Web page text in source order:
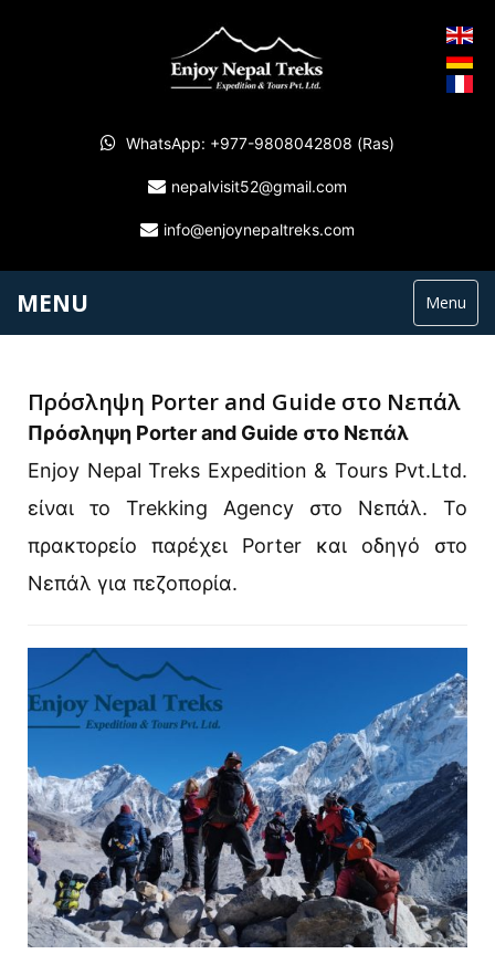
WhatsApp: +977-9808042808 (Ras)
nepalvisit52@gmail.com
info@enjoynepaltreks.com
MENU Menu
Πρόσληψη Porter and Guide στο Νεπάλ
Πρόσληψη Porter and Guide στο Νεπάλ
Enjoy Nepal Treks Expedition & Tours Pvt.Ltd.
είναι το Trekking Agency στο Νεπάλ. Το
πρακτορείο παρέχει Porter και οδηγό στο
Νεπάλ για πεζοπορία.